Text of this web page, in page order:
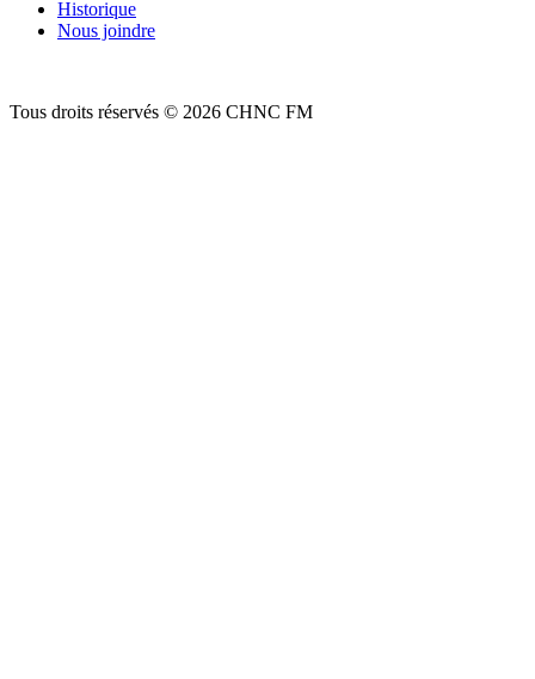
Historique
Nous joindre
Tous droits réservés © 2026 CHNC FM